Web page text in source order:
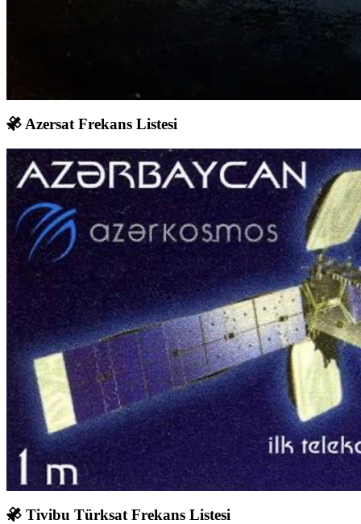
Azersat Frekans Listesi
Tivibu Türksat Frekans Listesi